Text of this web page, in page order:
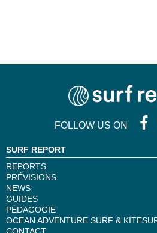
FOLLOW US ON
SURF REPORT
REPORTS
PRÉVISIONS
NEWS
GUIDES
PÉDAGOGIE
OCEAN ADVENTURE SURF &